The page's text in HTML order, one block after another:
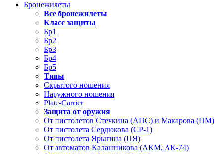
Бронежилеты
Все бронежилеты
Класс защиты
Бр1
Бр2
Бр3
Бр4
Бр5
Типы
Скрытого ношения
Наружного ношения
Plate-Carrier
Защита от оружия
От пистолетов Стечкина (АПС) и Макарова (ПМ)
От пистолета Сердюкова (СР-1)
От пистолета Ярыгина (ПЯ)
От автоматов Калашникова (АКМ, АК-74)